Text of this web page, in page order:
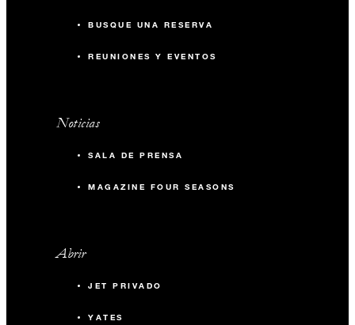
BUSQUE UNA RESERVA
REUNIONES Y EVENTOS
Noticias
SALA DE PRENSA
MAGAZINE FOUR SEASONS
Abrir
JET PRIVADO
YATES